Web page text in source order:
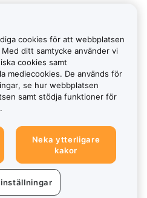
cookies för att webbplatsen
ditt samtycke använder vi
cookies samt
mediecookies. De används för
se hur webbplatsen
samt stödja funktioner för
Neka ytterligare
kakor